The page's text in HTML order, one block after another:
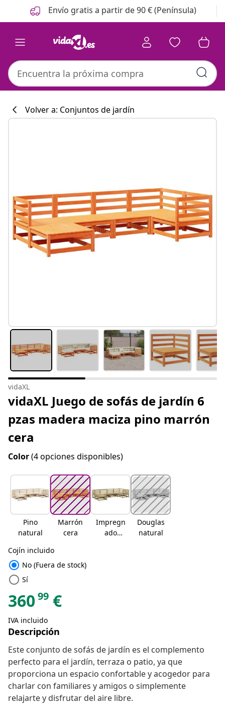
Anterior
Siguiente Envío gratis a partir de 90 € (Península)
#sharemevidaxl
Volver a: Conjuntos de jardín
vidaXL
vidaXL Juego de sofás de jardín 6
pzas madera maciza pino marrón
cera
Color(4 opciones disponibles)
Pino
natural
Marrón
cera
Impregn
ado
Douglas
natural
Cojín incluido
radio_button_checked No (Fuera de stock)
radio_button_unchecked Sí
36099 €
IVA incluido
Descripción
Este conjunto de sofás de jardín es el complemento
perfecto para el jardín, terraza o patio, ya que
proporciona un espacio confortable y acogedor para
charlar con familiares y amigos o simplemente
relajarte y disfrutar del aire libre.